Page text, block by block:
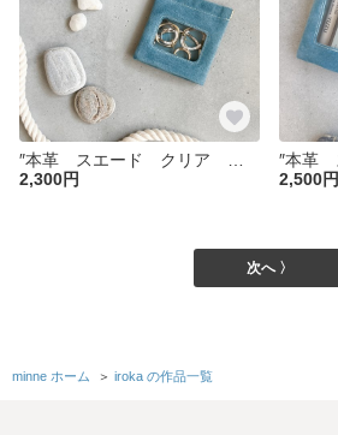
2,300円
2,500円
次へ 〉
minne ホーム ＞ iroka の作品一覧